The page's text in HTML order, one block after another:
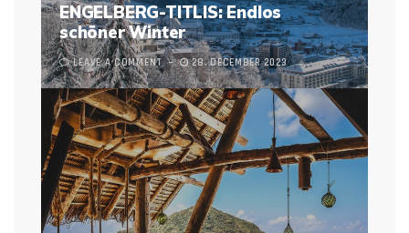
ENGELBERG-TITLIS: Endlos
schöner Winter
LEAVE A COMMENT 28. DECEMBER 2023